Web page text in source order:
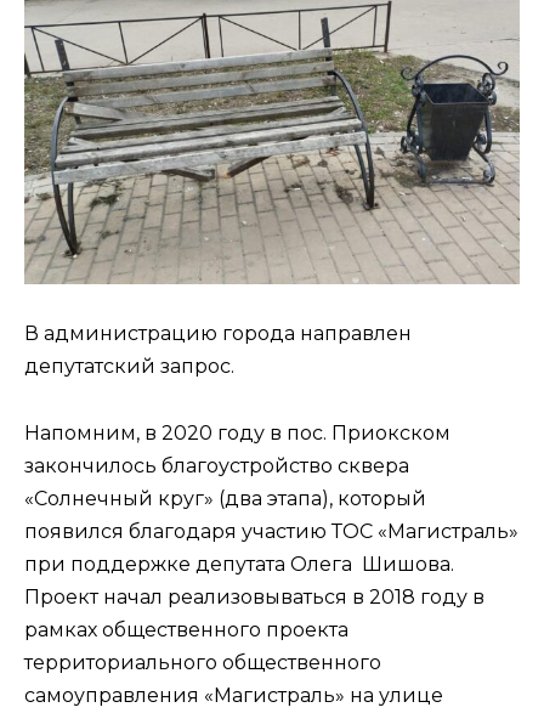
В администрацию города направлен
депутатский запрос.
Напомним, в 2020 году в пос. Приокском
закончилось благоустройство сквера
«Солнечный круг» (два этапа), который
появился благодаря участию ТОС «Магистраль»
при поддержке депутата Олега Шишова.
Проект начал реализовываться в 2018 году в
рамках общественного проекта
территориального общественного
самоуправления «Магистраль» на улице